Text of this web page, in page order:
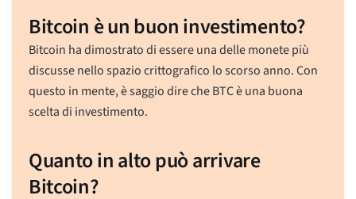
Bitcoin è un buon investimento?
Bitcoin ha dimostrato di essere una delle monete più
discusse nello spazio crittografico lo scorso anno. Con
questo in mente, è saggio dire che BTC è una buona
scelta di investimento.
Quanto in alto può arrivare
Bitcoin?